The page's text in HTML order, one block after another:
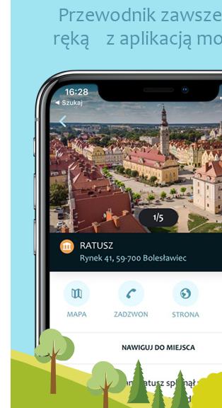
Przewodnik
ręką z aplikacją